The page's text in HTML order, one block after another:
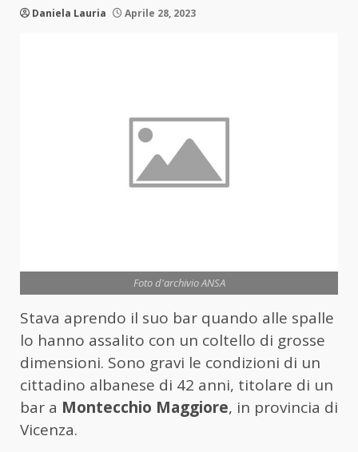
Daniela Lauria Aprile 28, 2023
Foto d'archivio ANSA
Stava aprendo il suo bar quando alle spalle
lo hanno assalito con un coltello di grosse
dimensioni. Sono gravi le condizioni di un
cittadino albanese di 42 anni, titolare di un
bar a Montecchio Maggiore, in provincia di
Vicenza.